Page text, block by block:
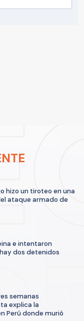
hizo un tiroteo en una
ataque armado de
e intentaron
dos detenidos
semanas
explica la
Perú donde murió